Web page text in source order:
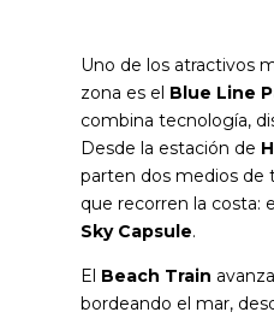
Uno de los atractivos
zona es el Blue Line
combina tecnología,
Desde la estación de
parten dos medios de
que recorren la costa:
Sky Capsule.
El Beach Train
bordeando el mar,